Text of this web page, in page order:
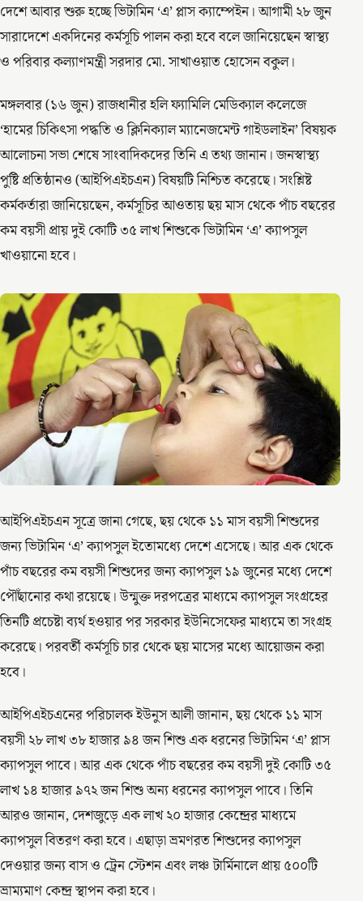
দেশে আবার শুরু হচ্ছে ভিটামিন ‘এ’ প্লাস ক্যাম্পেইন। আগামী ২৮ জুন
সারাদেশে একদিনের কর্মসূচি পালন করা হবে বলে জানিয়েছেন স্বাস্থ্য
ও পরিবার কল্যাণমন্ত্রী সরদার মো. সাখাওয়াত হোসেন বকুল।
মঙ্গলবার (১৬ জুন) রাজধানীর হলি ফ্যামিলি মেডিক্যাল কলেজে
‘হামের চিকিৎসা পদ্ধতি ও ক্লিনিক্যাল ম্যানেজমেন্ট গাইডলাইন’ বিষয়ক
আলোচনা সভা শেষে সাংবাদিকদের তিনি এ তথ্য জানান। জনস্বাস্থ্য
পুষ্টি প্রতিষ্ঠানও (আইপিএইচএন) বিষয়টি নিশ্চিত করেছে। সংশ্লিষ্ট
কর্মকর্তারা জানিয়েছেন, কর্মসূচির আওতায় ছয় মাস থেকে পাঁচ বছরের
কম বয়সী প্রায় দুই কোটি ৩৫ লাখ শিশুকে ভিটামিন ‘এ’ ক্যাপসুল
খাওয়ানো হবে।
আইপিএইচএন সূত্রে জানা গেছে, ছয় থেকে ১১ মাস বয়সী শিশুদের
জন্য ভিটামিন ‘এ’ ক্যাপসুল ইতোমধ্যে দেশে এসেছে। আর এক থেকে
পাঁচ বছরের কম বয়সী শিশুদের জন্য ক্যাপসুল ১৯ জুনের মধ্যে দেশে
পৌঁছানোর কথা রয়েছে। উন্মুক্ত দরপত্রের মাধ্যমে ক্যাপসুল সংগ্রহের
তিনটি প্রচেষ্টা ব্যর্থ হওয়ার পর সরকার ইউনিসেফের মাধ্যমে তা সংগ্রহ
করেছে। পরবর্তী কর্মসূচি চার থেকে ছয় মাসের মধ্যে আয়োজন করা
হবে।
আইপিএইচএনের পরিচালক ইউনুস আলী জানান, ছয় থেকে ১১ মাস
বয়সী ২৮ লাখ ৩৮ হাজার ৯৪ জন শিশু এক ধরনের ভিটামিন ‘এ’ প্লাস
ক্যাপসুল পাবে। আর এক থেকে পাঁচ বছরের কম বয়সী দুই কোটি ৩৫
লাখ ১৪ হাজার ৯৭২ জন শিশু অন্য ধরনের ক্যাপসুল পাবে। তিনি
আরও জানান, দেশজুড়ে এক লাখ ২০ হাজার কেন্দ্রের মাধ্যমে
ক্যাপসুল বিতরণ করা হবে। এছাড়া ভ্রমণরত শিশুদের ক্যাপসুল
দেওয়ার জন্য বাস ও ট্রেন স্টেশন এবং লঞ্চ টার্মিনালে প্রায় ৫০০টি
ভ্রাম্যমাণ কেন্দ্র স্থাপন করা হবে।